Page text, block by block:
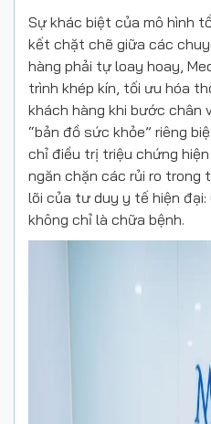
Sự khác biệt của mô hình
kết chặt chẽ giữa các
hàng phải tự loay hoay,
trình khép kín, tối ưu hóa
khách hàng khi bước chân
“bản đồ sức khỏe” riêng
chỉ điều trị triệu chứng
ngăn chặn các rủi ro trong
lõi của tư duy y tế hiện
không chỉ là chữa bệnh.